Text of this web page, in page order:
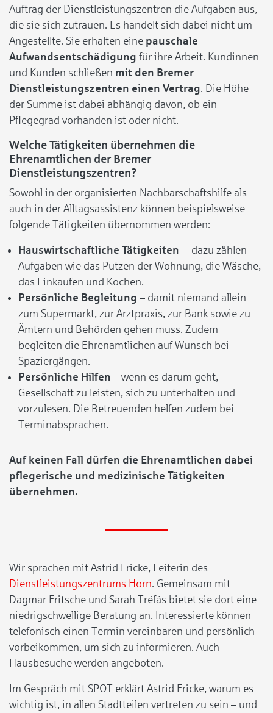
Auftrag der Dienstleistungszentren die Aufgaben aus,
die sie sich zutrauen. Es handelt sich dabei nicht um
Angestellte. Sie erhalten eine pauschale
Aufwandsentschädigung für ihre Arbeit. Kundinnen
und Kunden schließen mit den Bremer
Dienstleistungszentren einen Vertrag. Die Höhe
der Summe ist dabei abhängig davon, ob ein
Pflegegrad vorhanden ist oder nicht.
Welche Tätigkeiten übernehmen die
Ehrenamtlichen der Bremer
Dienstleistungszentren?
Sowohl in der organisierten Nachbarschaftshilfe als
auch in der Alltagsassistenz können beispielsweise
folgende Tätigkeiten übernommen werden:
Hauswirtschaftliche Tätigkeiten – dazu zählen
Aufgaben wie das Putzen der Wohnung, die Wäsche,
das Einkaufen und Kochen.
Persönliche Begleitung – damit niemand allein
zum Supermarkt, zur Arztpraxis, zur Bank sowie zu
Ämtern und Behörden gehen muss. Zudem
begleiten die Ehrenamtlichen auf Wunsch bei
Spaziergängen.
Persönliche Hilfen – wenn es darum geht,
Gesellschaft zu leisten, sich zu unterhalten und
vorzulesen. Die Betreuenden helfen zudem bei
Terminabsprachen.
Auf keinen Fall dürfen die Ehrenamtlichen dabei
pflegerische und medizinische Tätigkeiten
übernehmen.
Wir sprachen mit Astrid Fricke, Leiterin des
Dienstleistungszentrums Horn. Gemeinsam mit
Dagmar Fritsche und Sarah Tréfás bietet sie dort eine
niedrigschwellige Beratung an. Interessierte können
telefonisch einen Termin vereinbaren und persönlich
vorbeikommen, um sich zu informieren. Auch
Hausbesuche werden angeboten.
Im Gespräch mit SPOT erklärt Astrid Fricke, warum es
wichtig ist, in allen Stadtteilen vertreten zu sein – und